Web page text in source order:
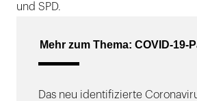
und SPD.
Mehr zum Thema: COVID-19-
Das neu identifizierte